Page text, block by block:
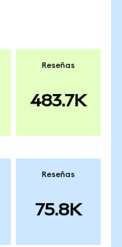
Reseñas
483.7K
Reseñas
75.8K